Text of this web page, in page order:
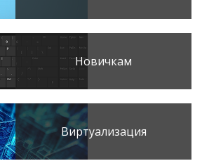
Новичкам
Виртуализация